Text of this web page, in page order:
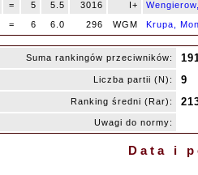
= 5 5.5 3016 I+
= 6 6.0 296 WGM Krupa,
Suma rankingów przeciwników:
Liczba partii (N): 9
Ranking średni (Rar):
Uwagi do normy:
Data i